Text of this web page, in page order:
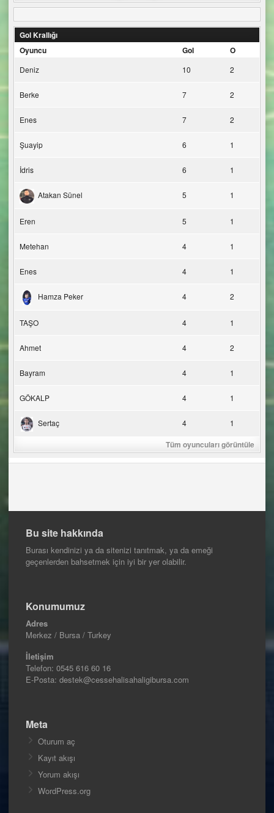
Gol Krallığı
Oyuncu
Gol O
Deniz 10 2
Berke 7 2
Enes 7 2
Şuayip 6 1
İdris 6 1
Atakan Sünel 5 1
Eren 5 1
Metehan 4 1
Enes 4 1
Hamza Peker 4 2
TAŞO 4 1
Ahmet 4 2
Bayram 4 1
GÖKALP 4 1
Sertaç 4 1
Tüm oyuncuları görüntüle
Bu site hakkında
Burası kendinizi ya da sitenizi tanıtmak, ya da emeği
geçenlerden bahsetmek için iyi bir yer olabilir.
Konumumuz
Adres
Merkez / Bursa / Turkey
İletişim
Telefon: 0545 616 60 16
E-Posta: destek@cessehalisahaligibursa.com
Meta
Oturum aç
Kayıt akışı
Yorum akışı
WordPress.org